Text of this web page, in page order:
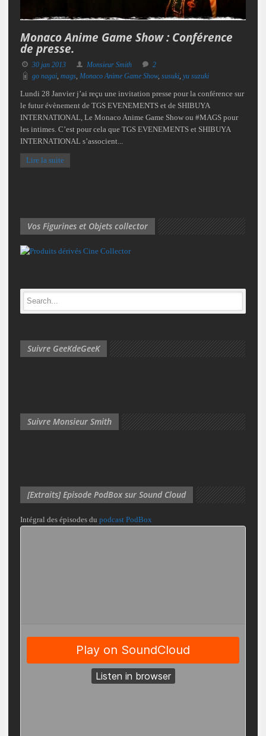
Monaco Anime Game Show : Conférence
de presse.
30 jan 2013 Monsieur Smith
2
go nagai, mags, Monaco Anime Game Show, susuki, yu suzuki
Lundi 28 Janvier j’ai reçu une invitation presse pour la conférence sur
le futur évènement de TGS EVENEMENTS et de SHIBUYA
INTERNATIONAL, Le Monaco Anime Game Show ou #MAGS pour
les intimes. C’est pour cela que TGS EVENEMENTS et SHIBUYA
INTERNATIONAL s’associent...
Lire la suite
Vos Figurines et Objets collector
Suivre GeeKdeGeeK
Suivre Monsieur Smith
[Extraits] Episode PodBox sur Sound Cloud
Intégral des épisodes du podcast PodBox